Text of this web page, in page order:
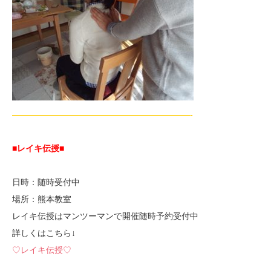
—————————————————————-
■レイキ伝授■
日時：随時受付中
場所：熊本教室
レイキ伝授はマンツーマンで開催随時予約受付中
詳しくはこちら↓
♡レイキ伝授♡